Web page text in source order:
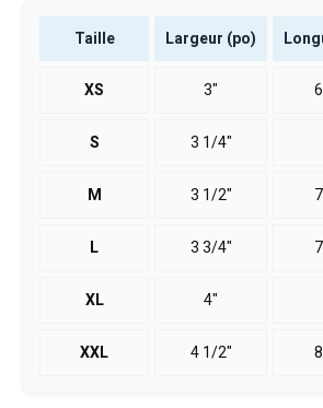
Taille Largeur (po)
XS 3"
S 3 1/4"
M 3 1/2"
L 3 3/4"
XL 4"
XXL 4 1/2"